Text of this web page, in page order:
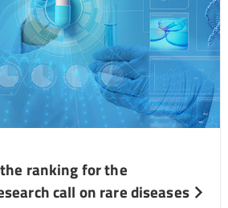
ranking for the
call on rare diseases